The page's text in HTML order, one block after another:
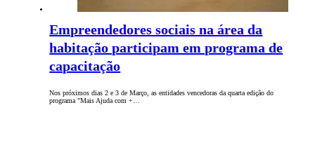
Empreendedores sociais na área da
habitação participam em programa de
capacitação
Nos próximos dias 2 e 3 de Março, as entidades vencedoras da quarta edição do
programa "Mais Ajuda com +…